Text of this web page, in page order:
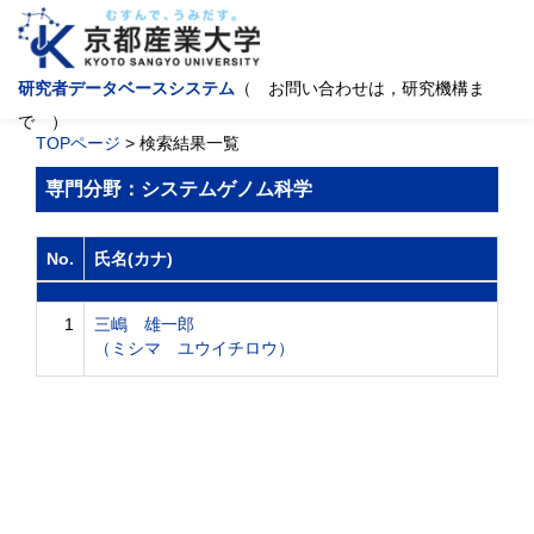
研究者データベースシステム （ お問い合わせは，研究機構ま
で ）
TOPページ > 検索結果一覧
専門分野：システムゲノム科学
No. 氏名(カナ)
1
三嶋 雄一郎
（ミシマ ユウイチロウ）